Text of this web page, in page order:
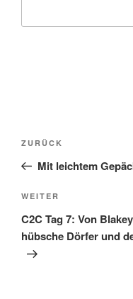
Beitragsnavigation
Vorheriger
Beitrag
ZURÜCK
Mit leichtem
Nächster
Beitrag
WEITER
C2C Tag 7: Von
hübsche Dörfer und